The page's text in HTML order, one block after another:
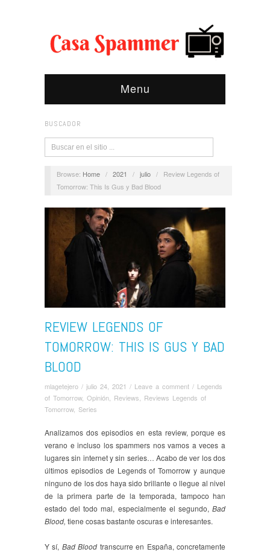
Menu
BUSCADOR
Browse: Home / 2021 / julio /
Review Legends of
Tomorrow: This Is Gus y Bad Blood
REVIEW LEGENDS OF
TOMORROW: THIS IS GUS Y BAD
BLOOD
mlagetejero / julio 24, 2021 / Leave a comment / Legends
of Tomorrow, Opinión Reviews
Reviews Legends of
Tomorrow, Series
Analizamos dos episodios en esta review, porque es
verano e incluso los spammers nos vamos a veces a
lugares sin internet y sin series… Acabo de ver los dos
últimos episodios de Legends of Tomorrow y aunque
ninguno de los dos haya sido brillante o llegue al nivel
de la primera parte de la temporada, tampoco han
estado del todo mal, especialmente el segundo, Bad
Blood, tiene cosas bastante oscuras e interesantes.
Y sí, Bad Blood transcurre en España, concretamente